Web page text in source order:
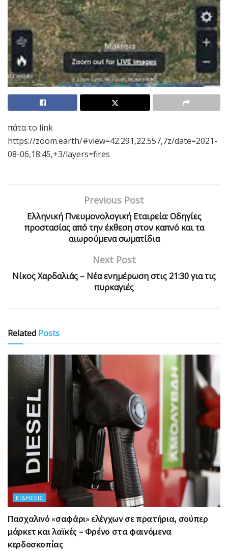
πάτα το link
https://zoom.earth/#view=42.291,22.557,7z/date=2021-
08-06,18:45,+3/layers=fires
Previous Post
Ελληνική Πνευμονολογική Εταιρεία: Οδηγίες
προστασίας από την έκθεση στον καπνό και τα
αιωρούμενα σωματίδια
Next Post
Νίκος Χαρδαλιάς – Νέα ενημέρωση στις 21:30 για τις
πυρκαγιές
Related Posts
ΕΙΔΉΣΕΙΣ
Πασχαλινό «σαφάρι» ελέγχων σε πρατήρια, σούπερ
μάρκετ και λαϊκές – Φρένο στα φαινόμενα
κερδοσκοπίας